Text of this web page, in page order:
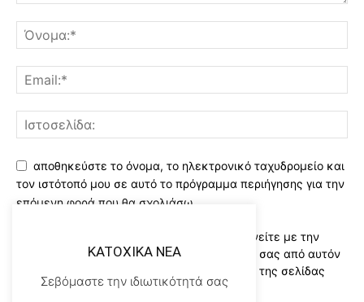
αποθηκεύστε το όνομα, το ηλεκτρονικό ταχυδρομείο και
τον ιστότοπό μου σε αυτό το πρόγραμμα περιήγησης για την
επόμενη φορά που θα σχολιάσω.
Χρησιμοποιώντας αυτό το έντυπο συμφωνείτε με την
αποθήκευση και χειρισμό των δεδομένων σας από αυτόν
τον ιστότοπο..Διαβάστε του ορους χρήσης της σελίδας
μας*
KATOXIKA NEA
Σεβόμαστε την ιδιωτικότητά σας